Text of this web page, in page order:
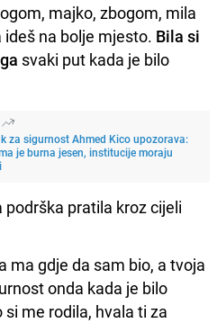
majko, zbogom, mila
na bolje mjesto. Bila si
svaki put kada je bilo
za sigurnost Ahmed Kico upozorava:
je burna jesen, institucije moraju
podrška pratila kroz cijeli
ma gdje da sam bio, a tvoja
onda kada je bilo
me rodila, hvala ti za